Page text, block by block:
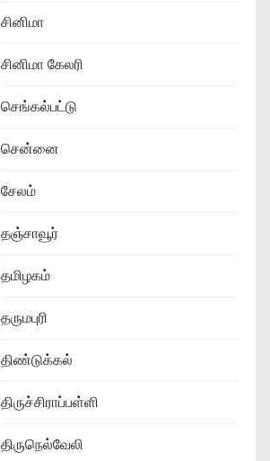
சினிமா
சினிமா கேலரி
செங்கல்பட்டு
சென்னை
சேலம்
தஞ்சாவூர்
தமிழகம்
தருமபுரி
திண்டுக்கல்
திருச்சிராப்பள்ளி
திருநெல்வேலி